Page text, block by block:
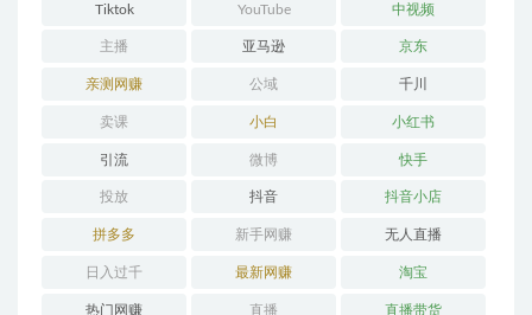
Tiktok YouTube 中视频
主播 亚马逊 京东
亲测网赚 公域 千川
卖课 小白 小红书
引流 微博 快手
投放 抖音 抖音小店
拼多多 新手网赚 无人直播
日入过千 最新网赚 淘宝
热门网赚 直播 直播带货